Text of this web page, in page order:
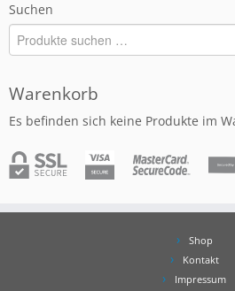
Suchen
Warenkorb
Es befinden sich keine Produkte im
Shop
Kontakt
Impressum